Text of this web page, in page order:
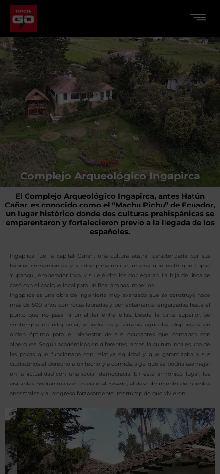
SIERRA
Complejo Arqueológico Ingapirca
El Complejo Arqueológico Ingapirca, antes Hatún
Cañar, es conocido como el “Machu Pichu” de Ecuador,
un lugar histórico donde dos culturas prehispánicas se
emparentaron y fortalecieron previo a la llegada de los
españoles.
Ingapirca fue la capital Cañari, una cultura austral caracterizada por sus
hábiles comerciantes y su disciplina militar, misma que evitó que Túpac
Yupanqui, emperador Inca, y su ejército los doblegaran. La hija del inca se
casó con el cacique local para unificar ambos imperios
Ingapirca es una obra de ingeniería muy avanzada que se construyó hace
más de 500 años con rocas labradas y perfectamente engarzadas hasta el
punto que no pasa ni un alfiler entre ellas. Desde la parte superior, se
contempla un reloj solar, acueductos y terrazas agrícolas, dispuestos en
orden óptimo para el bienestar de sus ocupantes que contaban con
albergues. Según académicos en diferentes ramas, la cultura inca es una de
las pocas que funcionaba con relativa equidad y que garantizaba a sus
ciudadanos el derecho a un techo y a comida, algo que se podría asemejar
en la actualidad con una social democracia. En este armónico lugar, los
visitantes podrán realizar un viaje al pasado, al descubrimiento de pueblos
ancestrales y al progreso forzosamente interrumpido que vivieron.